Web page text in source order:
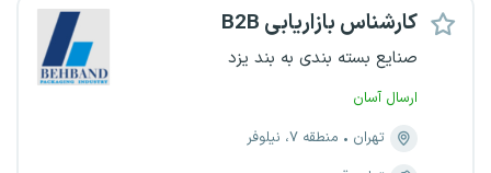
کارشناس بازاریابی B2B
صنایع بسته بندی به بند یزد
ارسال آسان
تهران
منطقه ۷، نیلوفر